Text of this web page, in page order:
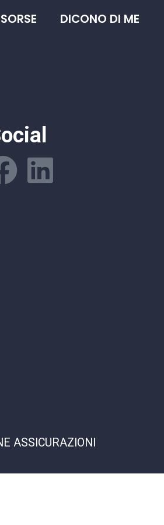
DICONO DI ME
ASSICURAZIONI